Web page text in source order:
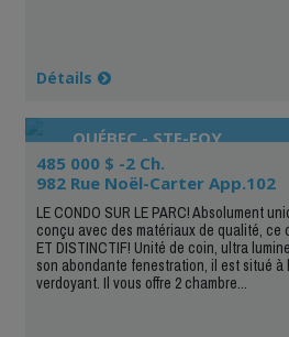
Détails
QUÉBEC - STE-FOY
485 000 $ -2 Ch.
982 Rue Noël-Carter App.102
LE CONDO SUR LE PARC! Absolument
conçu avec des matériaux de qualité, ce
ET DISTINCTIF! Unité de coin, ultra
son abondante fenestration, il est situé
verdoyant. Il vous offre 2 chambre...